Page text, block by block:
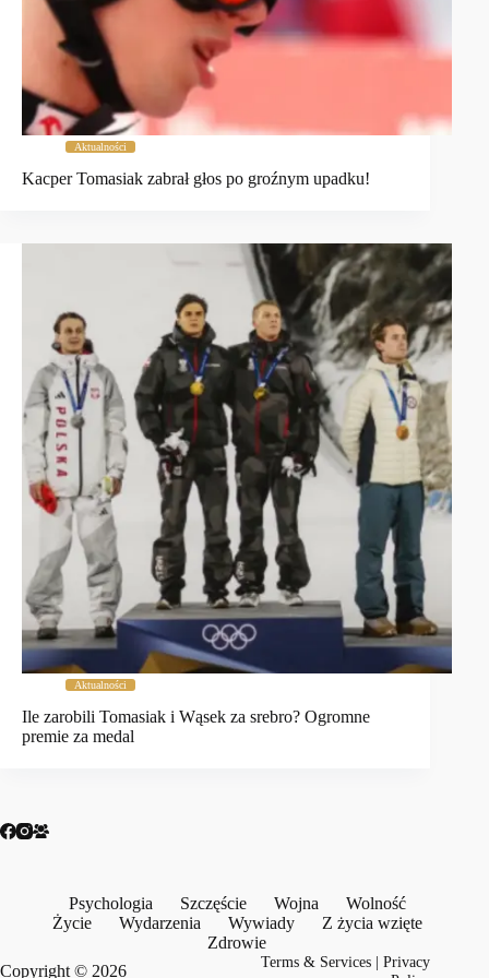
Aktualności
Kacper Tomasiak zabrał głos po groźnym upadku!
Aktualności
Ile zarobili Tomasiak i Wąsek za srebro? Ogromne
premie za medal
Psychologia Szczęście Wojna
Wolność
Życie
Wydarzenia Wywiady
Z życia wzięte
Zdrowie
Copyright © 2026
Terms & Services |Privacy